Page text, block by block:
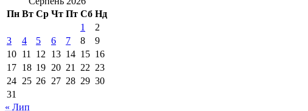
Пн Вт Ср Чт Пт Сб Нд
1
2
3
4 5 6 7 8
9
10 11 12 13 14 15 16
17 18 19 20 21 22 23
24 25 26 27 28 29 30
31
« Лип